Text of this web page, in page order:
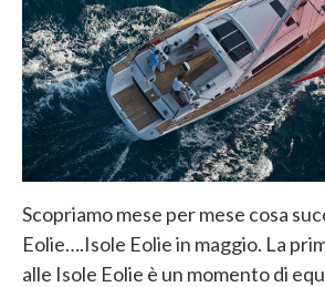
Scopriamo mese per mese cosa
Eolie….Isole Eolie in maggio. La
alle Isole Eolie è un momento di